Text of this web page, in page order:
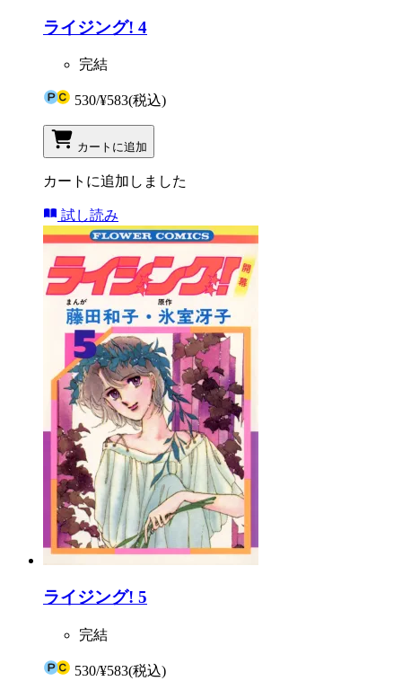
ライジング! 4
完結
530/¥583(税込)
カートに追加
カートに追加しました
試し読み
ライジング! 5
完結
530/¥583(税込)